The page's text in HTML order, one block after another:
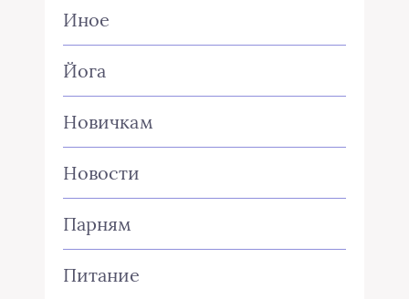
Иное
Йога
Новичкам
Новости
Парням
Питание